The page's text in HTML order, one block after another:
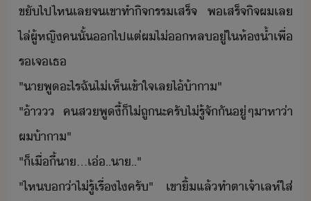
ขั​ไป​ไห​เล​จ​เขา​ทำิจรร​เสร็จ​ ​พ​เสร็จิจ​ผ​เล​
ไล่​ผู้หญิ​ค​ั้​​ไป​แต่​ผ​ไ่​​หล​ู่​ใ​ห้้ำ​เพื่​
ร​เจ​เธ​
​"​า​พู​ะไร​ฉั​ไ่เห็​เข้าใจ​เล​ไ้้า​า​"​ ​
​"​้า​​ ​คส​พู​ี้​็​ไ่​ถู​ะ​ครั​ไ่รู้​จั​ั​ู่​ๆ​าหา​่า​
ผ​้าา​"​ ​
​"​็​เื่ี้​า​...​เ่​..​า​..​"​
​"​ไห​่า​ไ่รู้​เรื่​ไ​ครั​"​ ​เขา​ิ้​แล้​ทำตา​เจ้า​เลห์​ใส่​